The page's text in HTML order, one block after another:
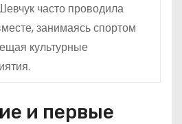
часто проводила
занимаясь спортом
культурные
и первые